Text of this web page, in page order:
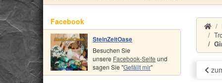
Facebook
SteinZeitOase
Besuchen Sie
unsere Facebook-Seite und
sagen Sie "Gefällt mir"